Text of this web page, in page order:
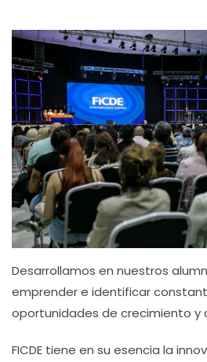
Desarrollamos en nuestros
emprender e identificar
oportunidades de crecimiento y
FICDE tiene en su esencia la